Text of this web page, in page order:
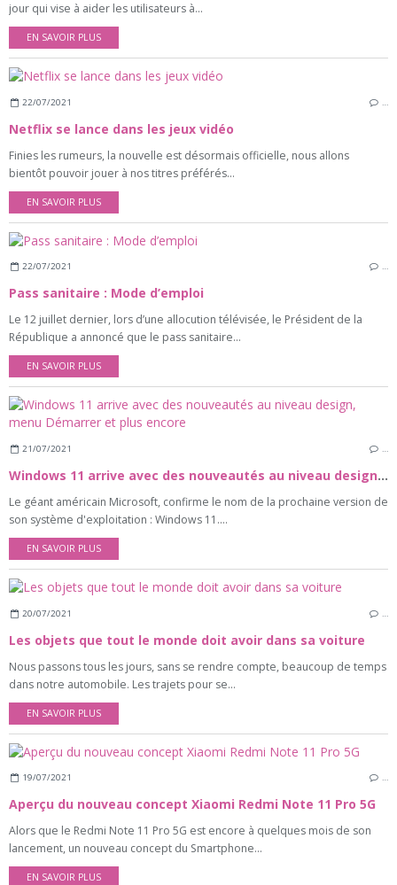
jour qui vise à aider les utilisateurs à...
EN SAVOIR PLUS
22/07/2021 …
Netflix se lance dans les jeux vidéo
Finies les rumeurs, la nouvelle est désormais officielle, nous allons
bientôt pouvoir jouer à nos titres préférés...
EN SAVOIR PLUS
22/07/2021 …
Pass sanitaire : Mode d’emploi
Le 12 juillet dernier, lors d’une allocution télévisée, le Président de la
République a annoncé que le pass sanitaire...
EN SAVOIR PLUS
21/07/2021 …
Windows 11 arrive avec des nouveautés au niveau design, menu Démarrer et plus encore
Le géant américain Microsoft, confirme le nom de la prochaine version de
son système d'exploitation : Windows 11....
EN SAVOIR PLUS
20/07/2021 …
Les objets que tout le monde doit avoir dans sa voiture
Nous passons tous les jours, sans se rendre compte, beaucoup de temps
dans notre automobile. Les trajets pour se...
EN SAVOIR PLUS
19/07/2021 …
Aperçu du nouveau concept Xiaomi Redmi Note 11 Pro 5G
Alors que le Redmi Note 11 Pro 5G est encore à quelques mois de son
lancement, un nouveau concept du Smartphone...
EN SAVOIR PLUS